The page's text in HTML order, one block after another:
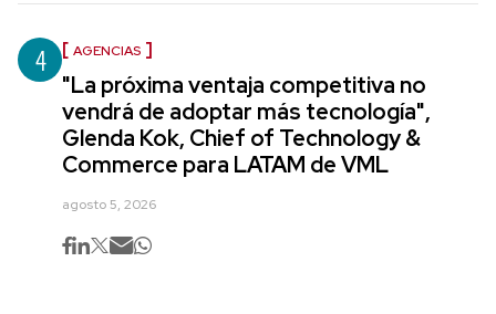
4 AGENCIAS
"La próxima ventaja competitiva no
vendrá de adoptar más tecnología",
Glenda Kok, Chief of Technology &
Commerce para LATAM de VML
agosto 5, 2026